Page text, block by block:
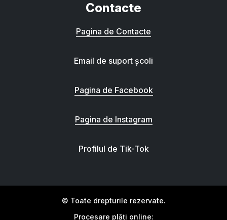
Contacte
Pagina de Contacte
Email de suport școli
Pagina de Facebook
Pagina de Instagram
Profilul de Tik-Tok
© Toate drepturile rezervate.
Procesare plăți online: